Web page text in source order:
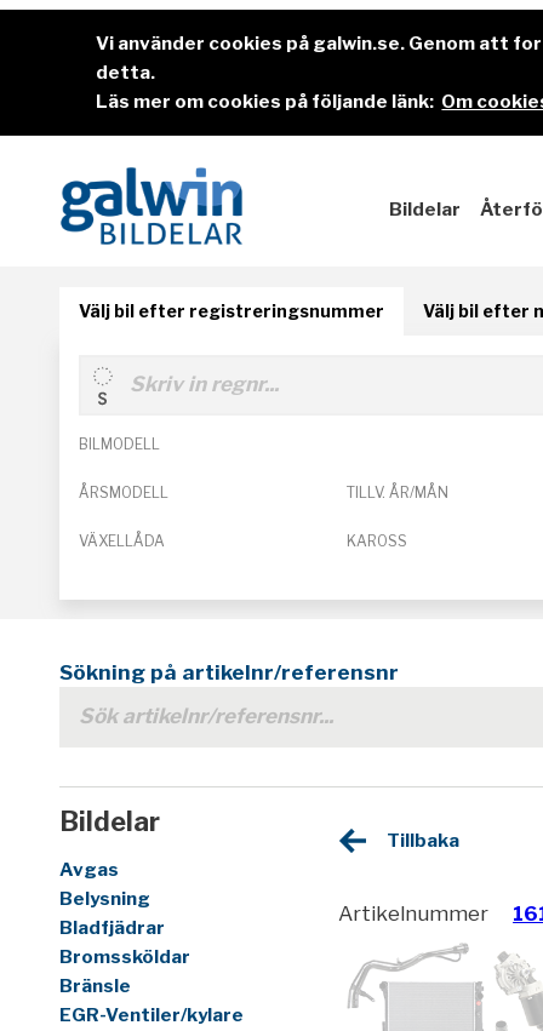
Vi använder cookies på galwin.se. Genom att
detta.
Läs mer om cookies på följande länk: Om
Bildelar
Välj bil efter registreringsnummer Välj bil efter
BILMODELL
ÅRSMODELL TILLV. ÅR/MÅN
VÄXELLÅDA KAROSS
Sökning på artikelnr/referensnr
Bildelar
Avgas
Belysning
Bladfjädrar
Bromssköldar
Bränsle
EGR-Ventiler/kylare
Tillbaka
Artikelnummer